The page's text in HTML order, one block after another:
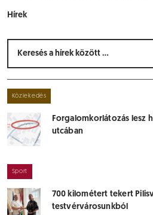
Hírek
Közlekedés
Forgalomkorlátozás lesz
utcában
Sport
700 kilométert tekert
testvérvárosunkból